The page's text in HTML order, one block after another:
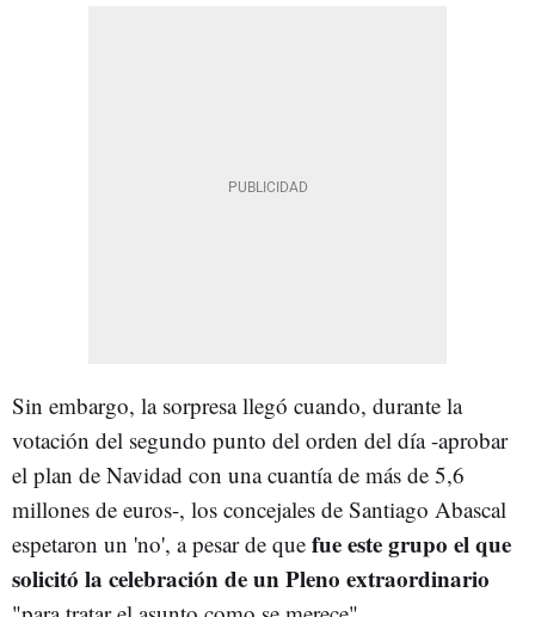
Sin embargo, la sorpresa llegó cuando, durante la
votación del segundo punto del orden del día -aprobar
el plan de Navidad con una cuantía de más de 5,6
millones de euros-, los concejales de Santiago Abascal
espetaron un 'no', a pesar de que fue este grupo el que
solicitó la celebración de un Pleno extraordinario